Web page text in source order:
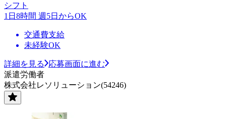
シフト
1日8時間 週5日からOK
交通費支給
未経験OK
詳細を見る
応募画面に進む
派遣労働者
株式会社レソリューション(54246)